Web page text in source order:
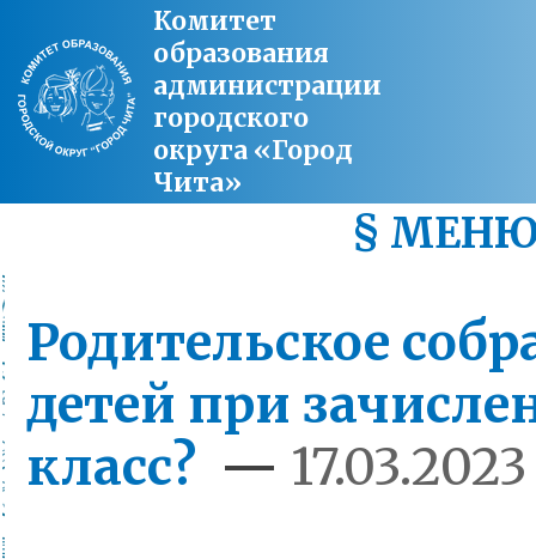
Комитет
образования
администрации
городского
округа «Город
Чита»
§
Родительское
детей при
класс? —